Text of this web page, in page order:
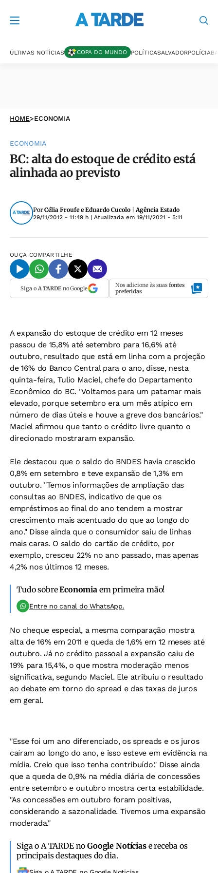
ÚLTIMAS NOTÍCIAS COPA DO MUNDO POLÍTICASALVADORPOLÍCIA
HOME>ECONOMIA
ECONOMIA
BC: alta do estoque de crédito está
alinhada ao previsto
Por Célia Froufe e Eduardo Cucolo | Agência Estado
29/11/2012 - 11:49 h | Atualizada em 19/11/2021 - 5:11
OUÇA COMPARTILHE
Siga o A TARDEno Google Nos adicione às suas fontes
preferidas
A expansão do estoque de crédito em 12 meses
passou de 15,8% até setembro para 16,6% até
outubro, resultado que está em linha com a projeção
de 16% do Banco Central para o ano, disse, nesta
quinta-feira, Tulio Maciel, chefe do Departamento
Econômico do BC. "Voltamos para um patamar mais
elevado, porque setembro era um mês atípico em
número de dias úteis e houve a greve dos bancários."
Maciel afirmou que tanto o crédito livre quanto o
direcionado mostraram expansão.
Ele destacou que o saldo do BNDES havia crescido
0,8% em setembro e teve expansão de 1,3% em
outubro. "Temos informações de ampliação das
consultas ao BNDES, indicativo de que os
empréstimos ao final do ano tendem a mostrar
crescimento mais acentuado do que ao longo do
ano." Disse ainda que o consumidor saiu de linhas
mais caras. O saldo do cartão de crédito, por
exemplo, cresceu 22% no ano passado, mas apenas
4,2% nos últimos 12 meses.
Tudo sobreEconomiaem primeira mão!
Entre no canal do WhatsApp.
No cheque especial, a mesma comparação mostra
alta de 16% em 2011 e queda de 1,6% em 12 meses até
outubro. Já no crédito pessoal a expansão caiu de
19% para 15,4%, o que mostra moderação menos
significativa, segundo Maciel. Ele atribuiu o resultado
ao debate em torno do spread e das taxas de juros
em geral.
"Esse foi um ano diferenciado, os spreads e os juros
caíram ao longo do ano, e isso esteve em evidência na
mídia. Creio que isso tenha contribuído." Disse ainda
que a queda de 0,9% na média diária de concessões
entre setembro e outubro mostra certa estabilidade.
"As concessões em outubro foram positivas,
considerando a sazonalidade. Tivemos uma expansão
moderada."
Siga o A TARDE noGoogle Notíciase receba os
principais destaques do dia.